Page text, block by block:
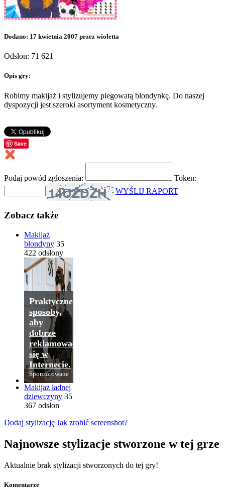
Dodano: 17 kwietnia 2007 przez wioletta
Odsłon: 71 621
Opis gry:
Robimy makijaż i stylizujemy piegowatą blondynkę. Do naszej
dyspozycji jest szeroki asortyment kosmetyczny.
Save
Podaj powód zgłoszenia:
Token:
WYŚLIJ RAPORT
Zobacz także
Makijaż
blondyny 35
422 odsłony
Praktyczne
sposoby,
aby
dobrze
reklamować
się w
Internecie.
Sponsorowane
Makijaż ładnej
dziewczyny 35
367 odsłon
Dodaj stylizację Jak zrobić screenshot?
Najnowsze stylizacje stworzone w tej grze
Aktualnie brak stylizacji stworzonych do tej gry!
Komentarze